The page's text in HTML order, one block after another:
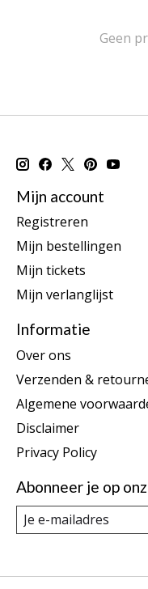
Geen
Mijn account
Registreren
Mijn bestellingen
Mijn tickets
Mijn verlanglijst
Informatie
Over ons
Verzenden &
Algemene
Disclaimer
Privacy Policy
Abonneer je op